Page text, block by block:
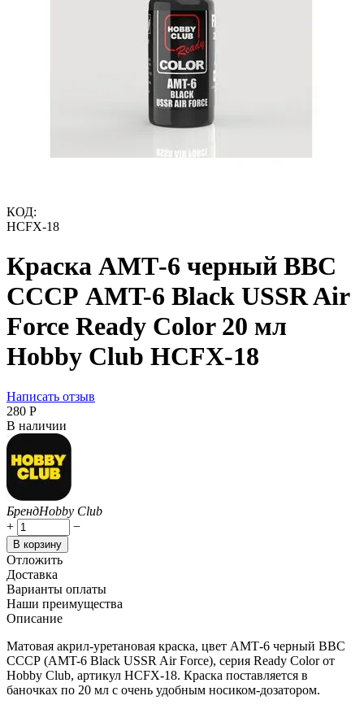
КОД:
HCFX-18
Краска АМТ-6 черный ВВС
СССР AMT-6 Black USSR Air
Force Ready Color 20 мл
Hobby Club HCFX-18
Написать отзыв
‍280‍ Р
В наличии
БрендHobby Club
+
−
В корзину
Отложить
Доставка
Варианты оплаты
Наши преимущества
Описание
Матовая акрил-уретановая краска, цвет АМТ-6 черный ВВС
СССР (AMT-6 Black USSR Air Force), серия Ready Color от
Hobby Club, артикул HCFX-18. Краска поставляется в
баночках по 20 мл с очень удобным носиком-дозатором.